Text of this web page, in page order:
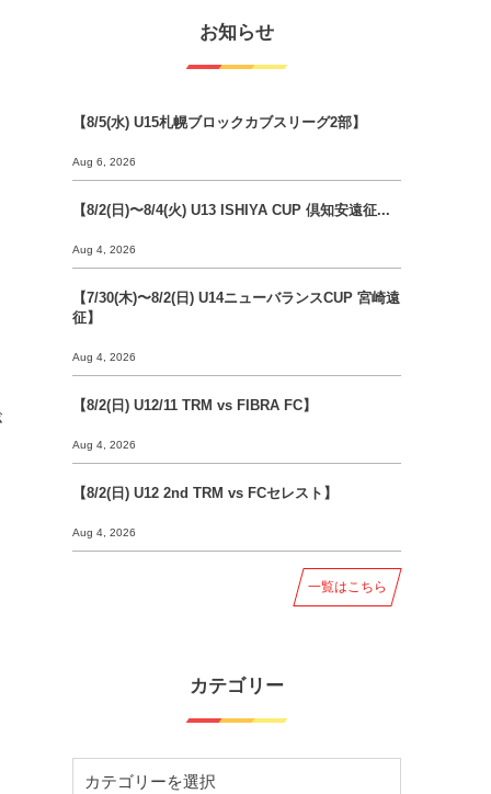
お知らせ
【8/5(水) U15札幌ブロックカブスリーグ2部】
Aug 6, 2026
【8/2(日)〜8/4(火) U13 ISHIYA CUP 倶知安遠征...
Aug 4, 2026
【7/30(木)〜8/2(日) U14ニューバランスCUP 宮崎遠
征】
Aug 4, 2026
【8/2(日) U12/11 TRM vs FIBRA FC】
Aug 4, 2026
【8/2(日) U12 2nd TRM vs FCセレスト】
Aug 4, 2026
一覧はこちら
カテゴリー